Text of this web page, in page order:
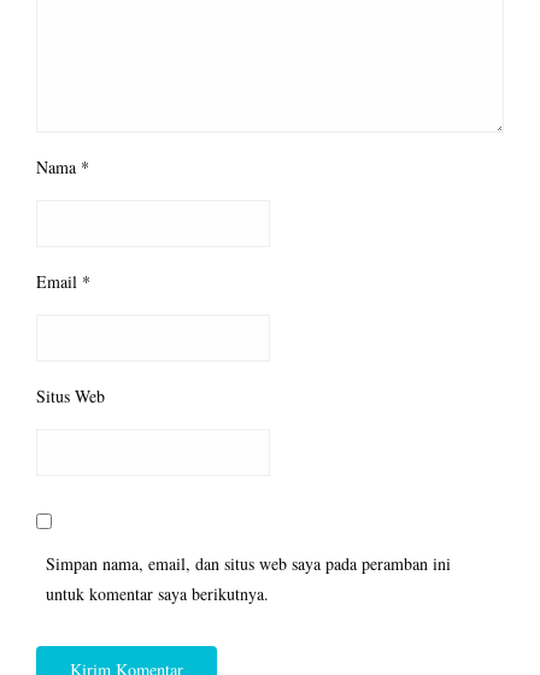
Nama *
Email *
Situs Web
Simpan nama, email, dan situs web saya pada peramban ini
untuk komentar saya berikutnya.